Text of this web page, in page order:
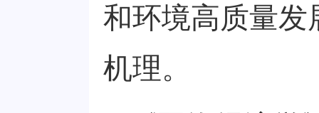
和环境高质量发
机理。